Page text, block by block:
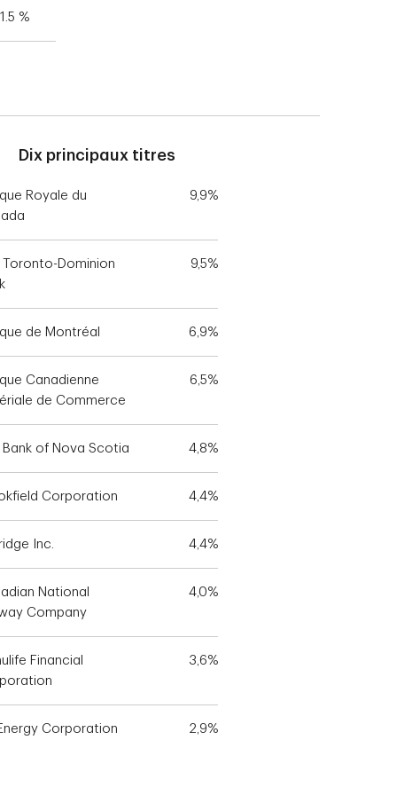
1.5 %
Dix principaux titres
Royale du
9,9%
Toronto-Dominion
9,5%
de Montréal 6,9%
Canadienne
de Commerce
6,5%
Bank of Nova Scotia 4,8%
Corporation 4,4%
Inc. 4,4%
National
Company
4,0%
Financial
3,6%
Energy Corporation 2,9%